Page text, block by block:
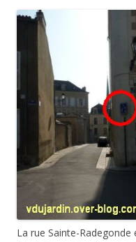
La rue Sainte-